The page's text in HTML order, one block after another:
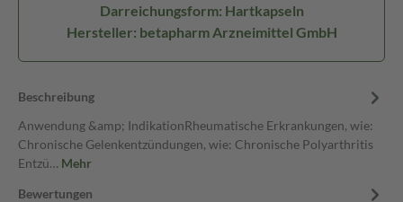
Darreichungsform: Hartkapseln
Hersteller: betapharm Arzneimittel GmbH
Beschreibung
Anwendung &amp; IndikationRheumatische Erkrankungen, wie:
Chronische Gelenkentzündungen, wie: Chronische Polyarthritis
Entzü… Mehr
Bewertungen